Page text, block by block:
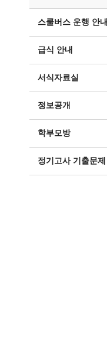
스쿨버스 운행 안내
급식 안내
서식자료실
정보공개
학부모방
정기고사 기출문제